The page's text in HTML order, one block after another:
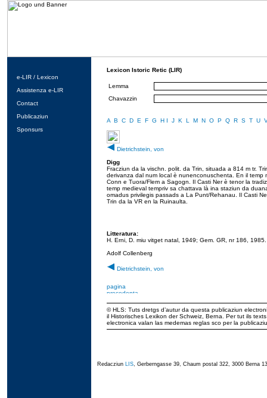
e-LIR / Lexicon
Assistenza e-LIR
Contact
Publicaziun
Sponsurs
Lexicon Istoric Retic (LIR)
Lemma
Chavazzin
A B C D E F G H I J K L M N O P Q R S T U
Dietrichstein, von
Digg
Fracziun da la vischn. polit. da Trin, situada a 814 m tr.
derivanza dal num local è nunenconuschenta. En il temp
Conn e Tuora/Flem a Sagogn. Il Casti Ner è tenor la
temp medieval tempriv sa chattava là ina staziun da
omadus privilegis passads a La Punt/Rehanau. Il Casti
Trin da la VR en la Ruinaulta.
Litteratura:
H. Erni, D. miu vitget natal, 1949; Gem. GR, nr 186, 1985.
Adolf Collenberg
Dietrichstein, von
© HLS: Tuts dretgs d’autur da questa publicaziun
il Historisches Lexikon der Schweiz, Berna. Per tut ils
electronica valan las medemas reglas sco per la
Redacziun LIS, Gerberngasse 39, Chaum postal 322, 3000 Berna